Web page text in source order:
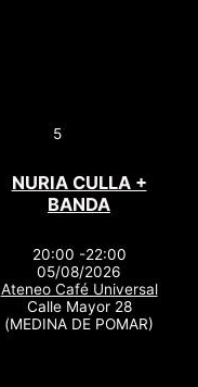
5
NURIA CULLA +
BANDA
20:00 -22:00
05/08/2026
Ateneo Café Universal
Calle Mayor 28
(MEDINA DE POMAR)